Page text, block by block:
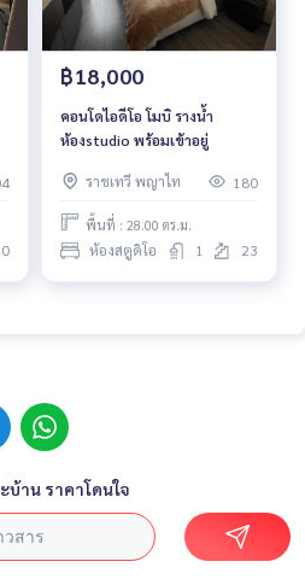
฿18,000
คอนโดไอดีโอ โมบิ รางน้ำ
ห้องstudio พร้อมเข้าอยู่
ราชเทวี พญาไท 180
พื้นที่ : 28.00 ตร.ม.
ห้องสตูดิโอ 1 23
บ้าน ราคาโดนใจ